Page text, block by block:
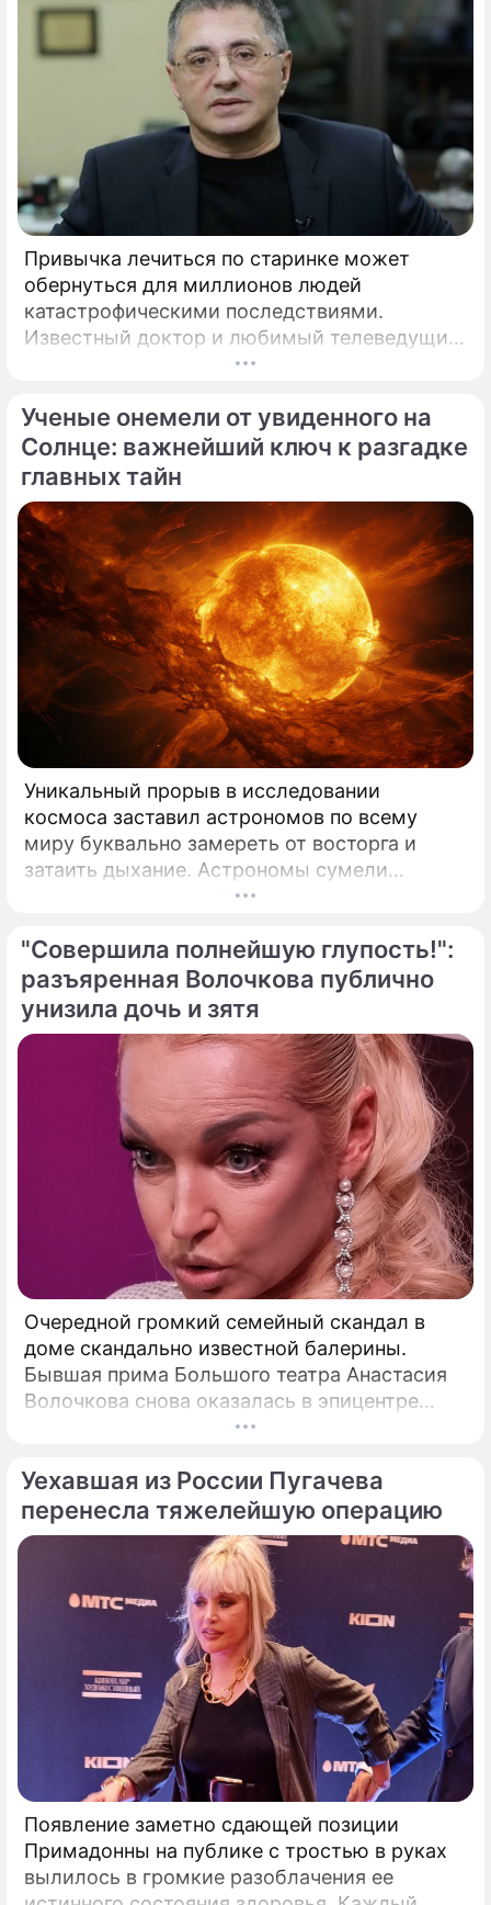
Привычка лечиться по старинке может
обернуться для миллионов людей
катастрофическими последствиями.
Известный доктор и любимый телеведущий
миллионов Александр Мясников обратил
мировой медицине, который буквально
перечеркнул все наши прошлые
представления о здоровье.
Ученые онемели от увиденного на
Солнце: важнейший ключ к разгадке
главных тайн
Уникальный прорыв в исследовании
космоса заставил астрономов по всему
миру буквально замереть от восторга и
затаить дыхание. Астрономы сумели
совершить невозможное и заглянуть в
доселе четкостью.
"Совершила полнейшую глупость!":
разъяренная Волочкова публично
унизила дочь и зятя
Очередной громкий семейный скандал в
доме скандально известной балерины.
Бывшая прима Большого театра Анастасия
Волочкова снова оказалась в эпицентре
громкого разбора полетов, который на этот
Уехавшая из России Пугачева
перенесла тяжелейшую операцию
Появление заметно сдающей позиции
Примадонны на публике с тростью в руках
вылилось в громкие разоблачения ее